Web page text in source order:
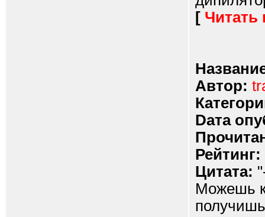
[ Читать
Автор:
Dата
Рейтинг:
Цитата:
Можешь